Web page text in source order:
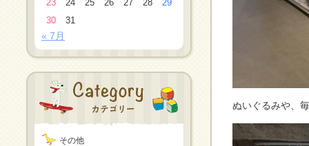
23
24 25 26 27 28
29
30
31
« 7月
その他
ぬいぐるみや、